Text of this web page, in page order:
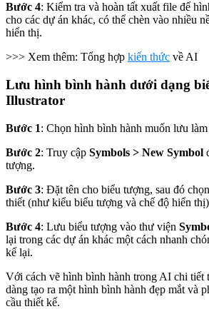
Bước 4: Kiểm tra và hoàn tất xuất file để
cho các dự án khác, có thể chèn vào nhiều
hiển thị.
>>> Xem thêm: Tổng hợp kiến thức về AI
Lưu hình bình hành dưới dạng
Illustrator
Bước 1: Chọn hình bình hành muốn lưu
Bước 2: Truy cập Symbols > New Symbol
tượng.
Bước 3: Đặt tên cho biểu tượng, sau đó
thiết (như kiểu biểu tượng và chế độ hiển
Bước 4: Lưu biểu tượng vào thư viện
lại trong các dự án khác một cách nhanh
kế lại.
Với cách vẽ hình bình hành trong AI chi tiết
dàng tạo ra một hình bình hành đẹp mắt và
cầu thiết kế.